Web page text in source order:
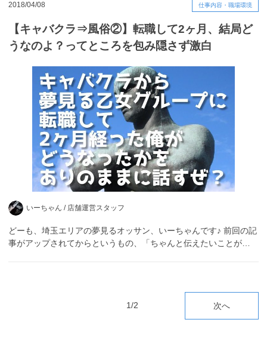
2018/04/08 仕事内容・職場環境
【キャバクラ⇒風俗②】転職して2ヶ月、結局ど
うなのよ？ってところを包み隠さず激白
いーちゃん / 店舗運営スタッフ
どーも、埼玉エリアの夢見るオッサン、いーちゃんです♪ 前回の記
事がアップされてからというもの、「ちゃんと伝えたいことが…
1/2 次へ